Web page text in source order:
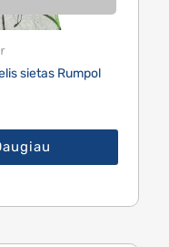
sietas Rumpol